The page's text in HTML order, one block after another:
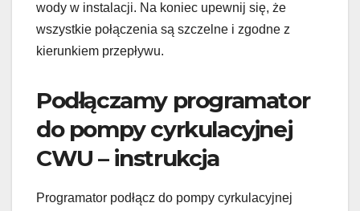
wody w instalacji. Na koniec upewnij się, że
wszystkie połączenia są szczelne i zgodne z
kierunkiem przepływu.
Podłączamy programator
do pompy cyrkulacyjnej
CWU – instrukcja
Programator podłącz do pompy cyrkulacyjnej